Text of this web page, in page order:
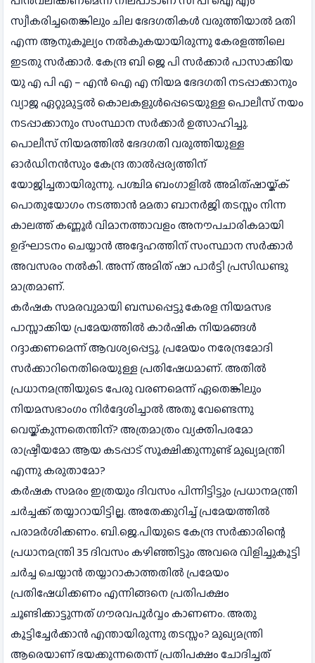
സ്വീകരിച്ചതെങ്കിലും ചില ഭേദഗതികള്‍ വരുത്തിയാല്‍ മതി
എന്ന ആനുകൂല്യം നല്‍കുകയായിരുന്നു കേരളത്തിലെ
ഇടതു സര്‍ക്കാര്‍. കേന്ദ്ര ബി ജെ പി സര്‍ക്കാര്‍ പാസാക്കിയ
യു എ പി എ – എന്‍ ഐ എ നിയമ ഭേദഗതി നടപ്പാക്കാനും
വ്യാജ ഏറ്റുമുട്ടല്‍ കൊലകളുള്‍പ്പെടെയുള്ള പൊലീസ് നയം
നടപ്പാക്കാനും സംസ്ഥാന സര്‍ക്കാര്‍ ഉത്സാഹിച്ചു.
പൊലീസ് നിയമത്തില്‍ ഭേദഗതി വരുത്തിയുള്ള
ഓര്‍ഡിനന്‍സും കേന്ദ്ര താല്‍പ്പര്യത്തിന്
യോജിച്ചതായിരുന്നു. പശ്ചിമ ബംഗാളില്‍ അമിത്ഷായ്ക്ക്
പൊതുയോഗം നടത്താന്‍ മമതാ ബാനര്‍ജി തടസ്സം നിന്ന
കാലത്ത് കണ്ണൂര്‍ വിമാനത്താവളം അനൗപചാരികമായി
ഉദ്ഘാടനം ചെയ്യാന്‍ അദ്ദേഹത്തിന് സംസ്ഥാന സര്‍ക്കാര്‍
അവസരം നല്‍കി. അന്ന് അമിത് ഷാ പാര്‍ട്ടി പ്രസിഡണ്ടു
മാത്രമാണ്.
കര്‍ഷക സമരവുമായി ബന്ധപ്പെട്ടു കേരള നിയമസഭ
പാസ്സാക്കിയ പ്രമേയത്തില്‍ കാര്‍ഷിക നിയമങ്ങള്‍
റദ്ദാക്കണമെന്ന് ആവശ്യപ്പെട്ടു. പ്രമേയം നരേന്ദ്രമോദി
സര്‍ക്കാറിനെതിരെയുള്ള പ്രതിഷേധമാണ്. അതില്‍
പ്രധാനമന്ത്രിയുടെ പേരു വരണമെന്ന് ഏതെങ്കിലും
നിയമസഭാംഗം നിര്‍ദ്ദേശിച്ചാല്‍ അതു വേണ്ടെന്നു
വെയ്ക്കുന്നതെന്തിന്? അത്രമാത്രം വ്യക്തിപരമോ
രാഷ്ട്രീയമോ ആയ കടപ്പാട് സൂക്ഷിക്കുന്നുണ്ട് മുഖ്യമന്ത്രി
എന്നു കരുതാമോ?
കര്‍ഷക സമരം ഇത്രയും ദിവസം പിന്നിട്ടിട്ടും പ്രധാനമന്ത്രി
ചര്‍ച്ചക്ക് തയ്യാറായിട്ടില്ല. അതേക്കുറിച്ച് പ്രമേയത്തില്‍
പരാമര്‍ശിക്കണം. ബി.ജെ.പിയുടെ കേന്ദ്ര സര്‍ക്കാരിന്റെ
പ്രധാനമന്ത്രി 35 ദിവസം കഴിഞ്ഞിട്ടും അവരെ വിളിച്ചുകൂട്ടി
ചര്‍ച്ച ചെയ്യാന്‍ തയ്യാറാകാത്തതില്‍ പ്രമേയം
പ്രതിഷേധിക്കണം എന്നിങ്ങനെ പ്രതിപക്ഷം
ചൂണ്ടിക്കാട്ടുന്നത് ഗൗരവപൂര്‍വ്വം കാണണം. അതു
കൂട്ടിച്ചേര്‍ക്കാന്‍ എന്തായിരുന്നു തടസ്സം? മുഖ്യമന്ത്രി
ആരെയാണ് ഭയക്കുന്നതെന്ന് പ്രതിപക്ഷം ചോദിച്ചത്